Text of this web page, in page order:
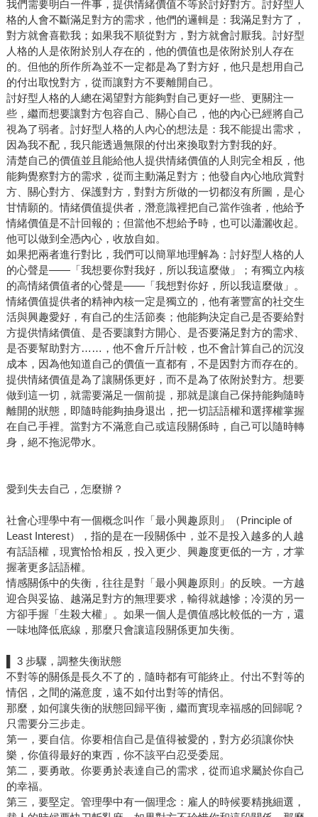
我們需要明白一件事，提供情緒價值不等於討好對方。討好型人
格的人會不斷滿足對方的需求，他們的邏輯是：我滿足對方了，
對方就會喜歡我；如果我不順從對方，對方就會討厭我。討好型
人格的人是依附於別人存在的，他的價值也是依附於別人存在
的。但他的所作所為並不一定都是為了對方好，他只是想用自己
的付出取悅對方，從而讓對方不要離開自己。
討好型人格的人總在渴望對方能夠對自己更好一些、更關注一
些，繼而想要讓對方包容自己、關心自己，他的內心已經將自己
視為了弱者。討好型人格的人內心的想法是：我不能提出需求，
因為我不配，我只能透過無限的付出來換取對方對我的好。
清楚自己的價值並且能給他人提供情緒價值的人則完全相反，他
能夠覺察對方的需求，從而主動滿足對方；他發自內心地欣賞對
方、關心對方、保護對方，對對方所做的一切都沒有所圖，是心
甘情願的。情緒價值提供者，潛意識裡把自己當作強者，他給予
情緒價值是不計回報的；但當他不想給予時，也可以瀟灑收起。
他可以做到全憑內心，收放自如。
如果把兩者進行對比，我們可以簡單地理解為：討好型人格的人
的心聲是——「我想要你對我好，所以我這麼做」；有獨立內核
的高情緒價值者的心聲是——「我想對你好，所以我這麼做」。
情緒價值提供者的精神內核一定是獨立的，他有著豐富的社交生
活與興趣愛好，有自己的生活節奏；他能夠決定自己是否要給對
方提供情緒價值、是否要讓對方開心、是否要滿足對方的需求、
是否要幫助對方……，他不會斤斤計較，也不會計算自己的沉沒
成本，因為他知道自己的價值一直都有，不是因對方而存在的。
提供情緒價值是為了讓關係更好，而不是為了依附於對方。想要
做到這一切，就需要滿足一個前提，那就是讓自己保持能夠隨時
離開的狀態，即隨時能夠抽身退出，把一切話語權和選擇權掌握
在自己手裡。當對方不滿意自己或這段關係時，自己可以隨時轉
身，絕不拖泥帶水。
愛到失去自己，怎麼辦？
社會心理學中有一個概念叫作「最小興趣原則」（Principle of
Least Interest），指的是在一段關係中，並不是投入越多的人越
有話語權，現實恰恰相反，投入更少、興趣度更低的一方，才掌
握著更多話語權。
情感關係中的失衡，往往是對「最小興趣原則」的反映。一方越
迎合與妥協、越滿足對方的無理要求，輸得就越慘；冷漠的另一
方卻手握「生殺大權」。如果一個人是價值感比較低的一方，還
一味地降低底線，那麼只會讓這段關係更加失衡。
▌ 3 步驟，調整失衡狀態
不對等的關係是長久不了的，隨時都有可能終止。付出不對等的
情侶，之間的滿意度，遠不如付出對等的情侶。
那麼，如何讓失衡的狀態回歸平衡，繼而實現幸福感的回歸呢？
只需要分三步走。
第一，要自信。你要相信自己是值得被愛的，對方必須讓你快
樂，你值得最好的東西，你不該平白忍受委屈。
第二，要勇敢。你要勇於表達自己的需求，從而追求屬於你自己
的幸福。
第三，要堅定。管理學中有一個理念：雇人的時候要精挑細選，